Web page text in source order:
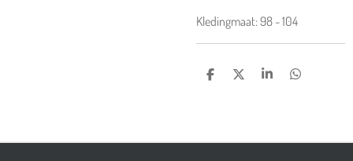
Kledingmaat:98 - 104
DELENDEEL SHAREDELEN